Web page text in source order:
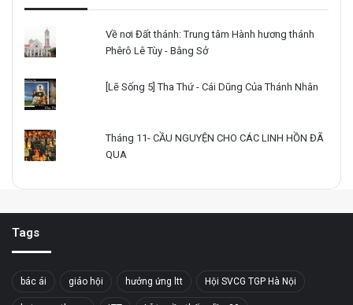
Về nơi Đất thánh: Trung tâm Hành hương thánh
Phêrô Lê Tùy - Bằng Sở
[Lẽ Sống 5] Tha Thứ - Cái Dũng Của Thánh Nhân
Tháng 11- CẦU NGUYỆN CHO CÁC LINH HỒN ĐÃ
QUA
Tags
bác ái giáo hội hưởng ứng ltt Hội SVCG TGP Hà Nội